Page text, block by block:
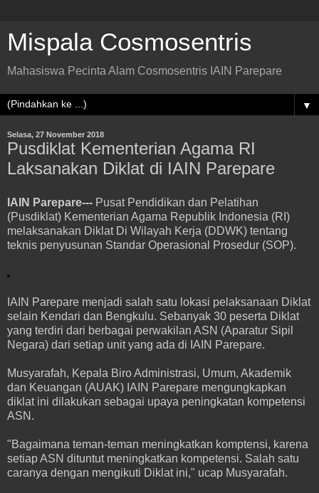
Mispala Cosmosentris
Mahasiswa Pecinta Alam Cosmosentris IAIN Parepare
▼
Selasa, 27 November 2018
Pusdiklat Kementerian Agama RI
Laksanakan Diklat di IAIN Parepare
IAIN Parepare--- Pusat Pendidikan dan Pelatihan
(Pusdiklat) Kementerian Agama Republik Indonesia (RI)
melaksanakan Diklat Di Wilayah Kerja (DDWK) tentang
teknis penyusunan Standar Operasional Prosedur (SOP).
IAIN Parepare menjadi salah satu lokasi pelaksanaan Diklat
selain Kendari dan Bengkulu. Sebanyak 30 peserta Diklat
yang terdiri dari berbagai perwakilan ASN (Aparatur Sipil
Negara) dari setiap unit yang ada di IAIN Parepare.
Musyarafah, Kepala Biro Administrasi, Umum, Akademik
dan Keuangan (AUAK) IAIN Parepare mengungkapkan
diklat ini dilakukan sebagai upaya peningkatan kompetensi
ASN.
"Bagaimana teman-teman meningkatkan komptensi, karena
setiap ASN dituntut meningkatkan kompetensi. Salah satu
caranya dengan mengikuti Diklat ini," ucap Musyarafah.